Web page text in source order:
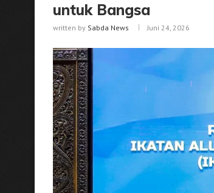
untuk Bangsa
written by Sabda News Juni 24, 2026